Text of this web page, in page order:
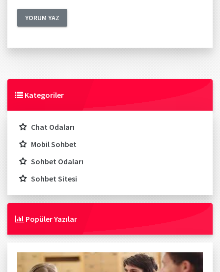
Kategoriler
Chat Odaları
Mobil Sohbet
Sohbet Odaları
Sohbet Sitesi
Popüler Yazılar